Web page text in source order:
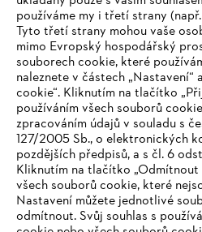
Společnost
STIHL FAQ
Služby
IHR BROWSER
UNTERSTÜTZT
používáme my i třetí strany
Tyto třetí strany mohou vaše
mimo Evropský hospodářský
souborech cookie, které
naleznete v částech „Nastavení“
cookie“. Kliknutím na tlačítko
používáním všech souborů
zpracováním údajů v souladu s
127/2005 Sb., o elektronických
pozdějších předpisů, a s čl. 6
Kliknutím na tlačítko
všech souborů cookie, které
Nastavení můžete jednotlivé
odmítnout. Svůj souhlas s